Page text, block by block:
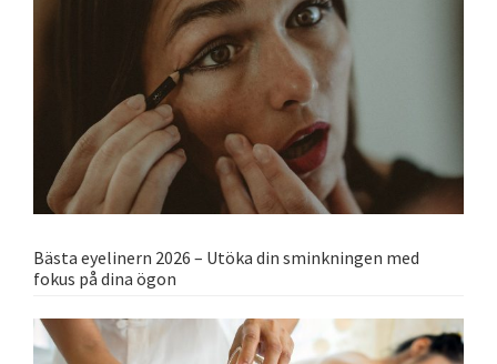
Bästa eyelinern 2026 – Utöka din sminkningen med
fokus på dina ögon